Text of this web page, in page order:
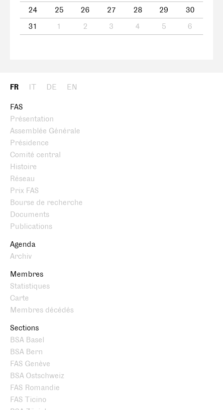
24
25 26 27 28 29
30
31
1 2 3 4 5 6
FR IT DE EN
FAS
Présentation
Assemblée Générale
Présidence
Comité central
Histoire
Réseau
Prix FAS
Bourse de recherche
Documents
Publications
Agenda
Archiv
Membres
Statistiques
Carte
Membres décédés
Sections
BSA Basel
BSA Bern
FAS Genève
BSA Ostschweiz
FAS Romandie
FAS Ticino